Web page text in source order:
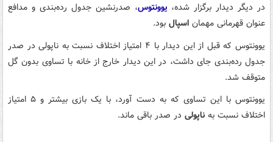
در دیگر دیدار برگزار شده، یوونتوس، صدرنشین جدول رده‌بندی و مدافع
عنوان قهرمانی مهمان اسپال بود.
یوونتوس که قبل از این دیدار با ۴ امتیاز اختلاف نسبت به ناپولی در صدر
جدول رده‌بندی جای داشت، در این دیدار خارج از خانه با تساوی بدون گل
متوقف شد.
یوونتوس با این تساوی که به دست آورد، با یک بازی بیشتر و ۵ امتیاز
اختلاف نسبت به ناپولی در صدر باقی ماند.